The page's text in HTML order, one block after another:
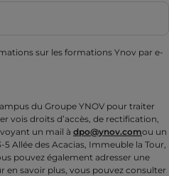
sur les formations Ynov par e-
du Groupe YNOV pour traiter
vois droits d’accès, de rectification,
un mail à dpo@ynov.comou un
5 Allée des Acacias, Immeuble la Tour,
pouvez également adresser une
en savoir plus, vous pouvez consulter